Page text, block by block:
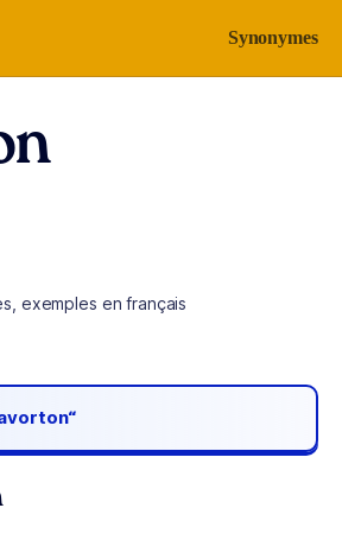
Synonymes
exemples en français